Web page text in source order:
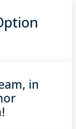
in